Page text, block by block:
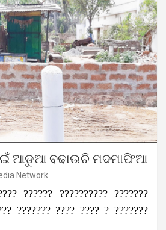
ଆଡୁଆ ବଢାଉଚି ମଦମାଫିଆ
Network
?????? ?????????? ???????
??????? ???? ???? ? ???????